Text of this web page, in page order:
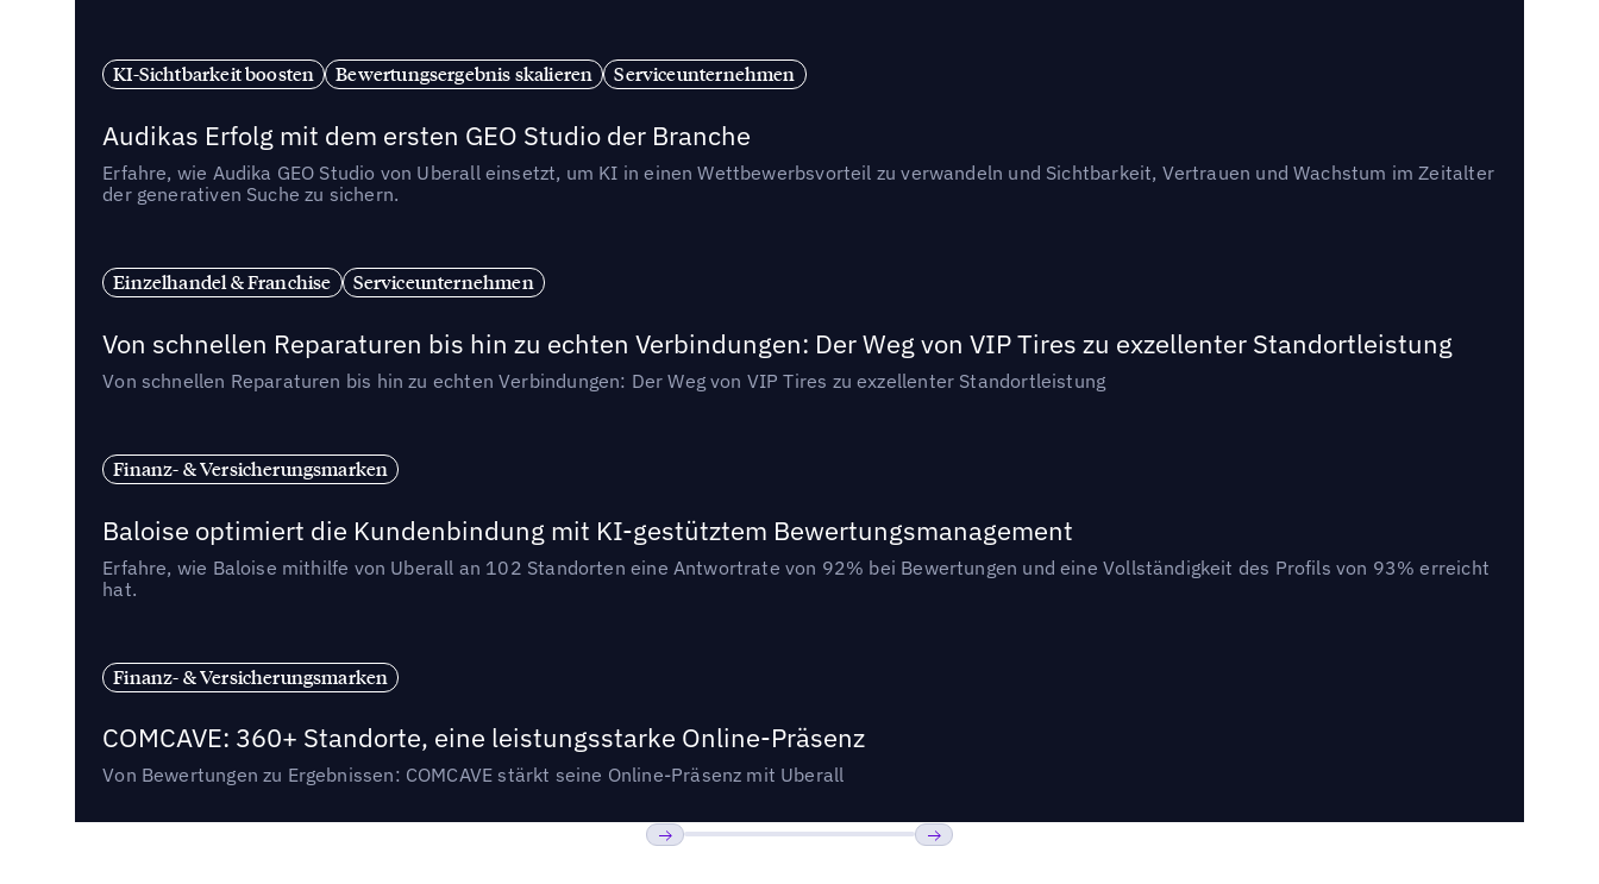
KI-Sichtbarkeit boosten Bewertungsergebnis skalieren Serviceunternehmen
Audikas Erfolg mit dem ersten GEO Studio der Branche
Erfahre, wie Audika GEO Studio von Uberall einsetzt, um KI in einen Wettbewerbsvorteil zu verwandeln und Sichtbarkeit, Vertrauen und Wachstum im Zeitalter
der generativen Suche zu sichern.
Einzelhandel & Franchise Serviceunternehmen
Von schnellen Reparaturen bis hin zu echten Verbindungen: Der Weg von VIP Tires zu exzellenter Standortleistung
Von schnellen Reparaturen bis hin zu echten Verbindungen: Der Weg von VIP Tires zu exzellenter Standortleistung
Finanz- & Versicherungsmarken
Baloise optimiert die Kundenbindung mit KI-gestütztem Bewertungsmanagement
Erfahre, wie Baloise mithilfe von Uberall an 102 Standorten eine Antwortrate von 92% bei Bewertungen und eine Vollständigkeit des Profils von 93% erreicht
hat.
Finanz- & Versicherungsmarken
COMCAVE: 360+ Standorte, eine leistungsstarke Online-Präsenz
Von Bewertungen zu Ergebnissen: COMCAVE stärkt seine Online-Präsenz mit Uberall